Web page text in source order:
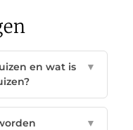
en wat is
▼
▼